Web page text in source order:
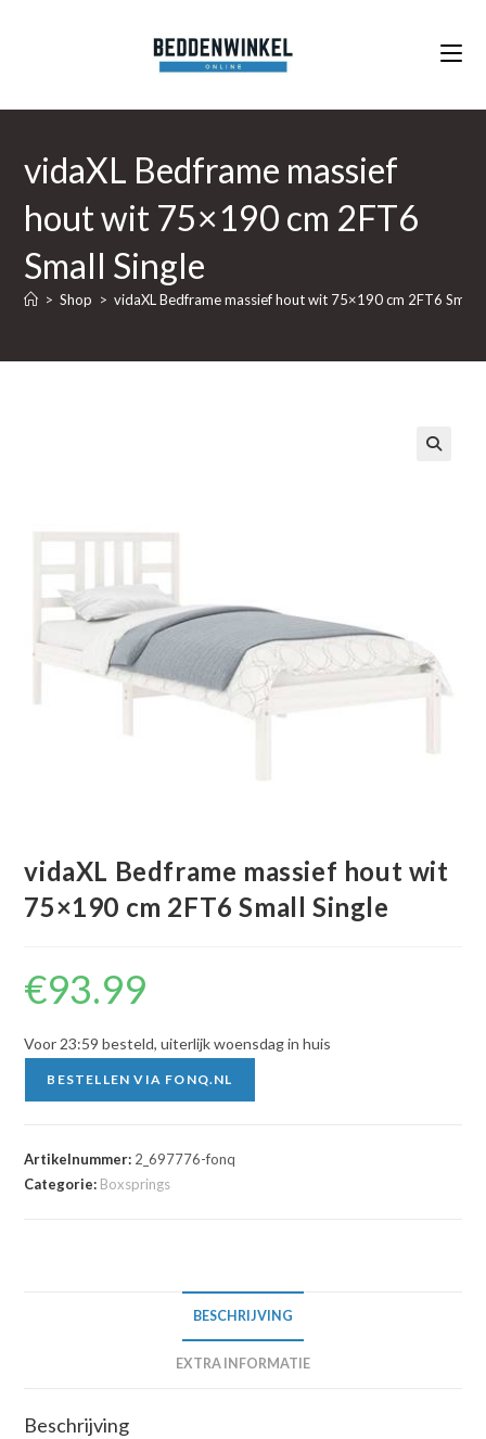
vidaXL Bedframe massief
hout wit 75×190 cm 2FT6
Small Single
> Shop > vidaXL Bedframe massief hout wit 75×190 cm 2FT6 Small
vidaXL Bedframe massief hout wit
75×190 cm 2FT6 Small Single
€93.99
Voor 23:59 besteld, uiterlijk woensdag in huis
BESTELLEN VIA FONQ.NL
Artikelnummer: 2_697776-fonq
Categorie: Boxsprings
BESCHRIJVING
EXTRA INFORMATIE
Beschrijving